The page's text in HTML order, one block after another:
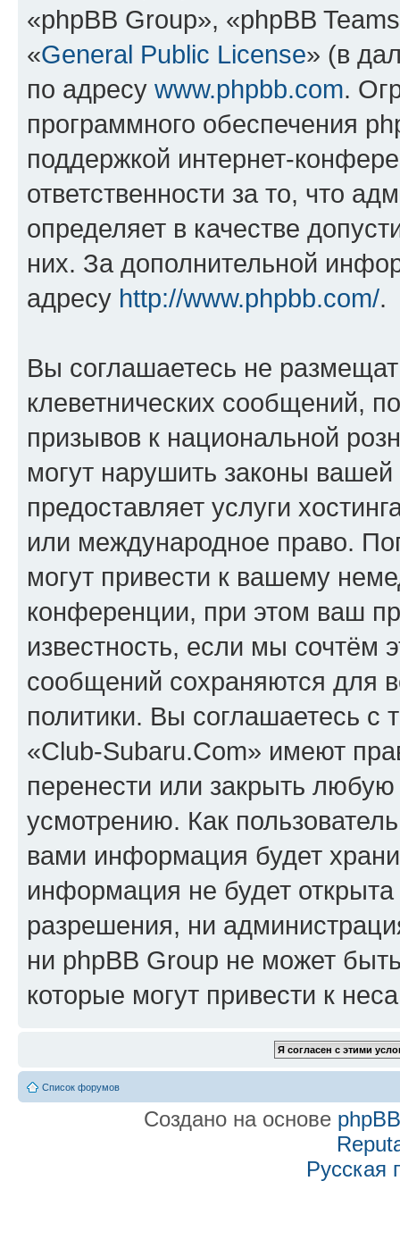
«phpBB Group», «phpBB
«General Public License» (в
по адресу www.phpbb.com.
программного обеспечения
поддержкой интернет-
ответственности за то, что
определяет в качестве
них. За дополнительной
адресу http://www.phpbb.com/.
Вы соглашаетесь не
клеветнических сообщений,
призывов к национальной
могут нарушить законы
предоставляет услуги
или международное право.
могут привести к вашему
конференции, при этом ваш
известность, если мы сочтём
сообщений сохраняются для
политики. Вы соглашаетесь
«Club-Subaru.Com» имеют
перенести или закрыть
усмотрению. Как
вами информация будет
информация не будет
разрешения, ни
ни phpBB Group не может
которые могут привести к
Список форумов
Создано на основе phpBB
Русская